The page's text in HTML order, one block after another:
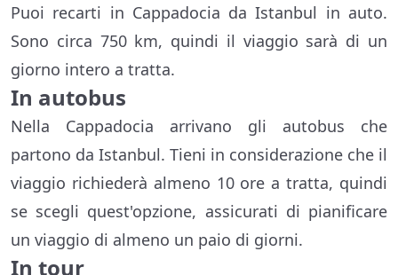
Puoi recarti in Cappadocia da Istanbul in auto.
Sono circa 750 km, quindi il viaggio sarà di un
giorno intero a tratta.
In autobus
Nella Cappadocia arrivano gli autobus che
partono da Istanbul. Tieni in considerazione che il
viaggio richiederà almeno 10 ore a tratta, quindi
se scegli quest'opzione, assicurati di pianificare
un viaggio di almeno un paio di giorni.
In tour